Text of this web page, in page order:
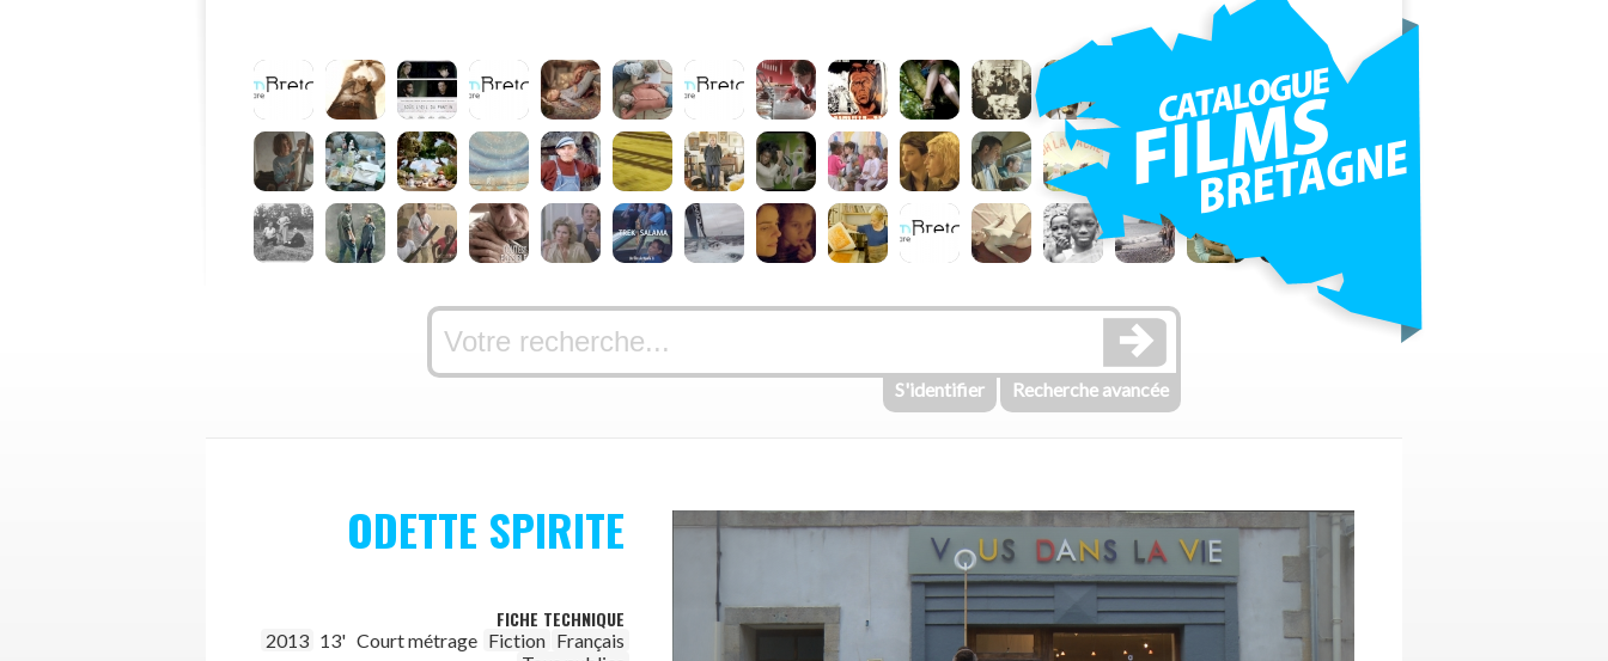
S'identifier Recherche avancée
ODETTE SPIRITE
FICHE TECHNIQUE
2013 13' Court métrage Fiction Français